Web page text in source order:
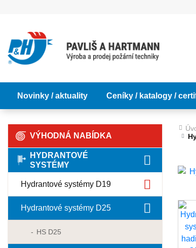
Novinky / aktuality Ceníky / katalogy /
VÝHODNÁ NABÍDKA
HYDRANTOVÉ
SYSTÉMY
Hydrantové systémy D19
Hydrantové systémy D25
HS D25